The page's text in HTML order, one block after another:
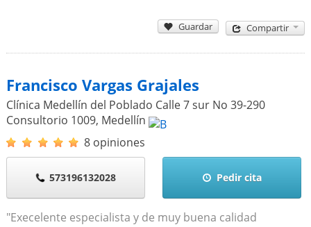
Guardar Compartir
Francisco Vargas Grajales
Clínica Medellín del Poblado Calle 7 sur No 39-290
Consultorio 1009, Medellín
8 opiniones
573196132028 Pedir cita
"Execelente especialista y de muy buena calidad